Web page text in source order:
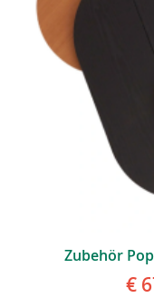
Zubehör
€